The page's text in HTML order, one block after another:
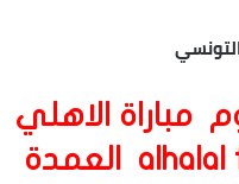
مباراة الاهلي
والترجي التونسي alhalal fc العمدة